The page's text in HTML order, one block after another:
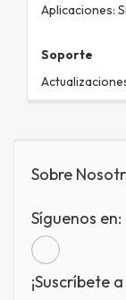
Aplicaciones:
Soporte
Sobre
Síguenos en:
¡Suscríbete